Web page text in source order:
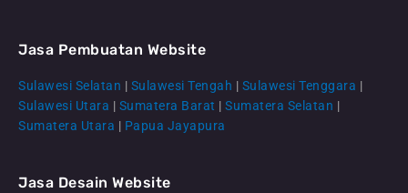
Jasa Pembuatan Website
Sulawesi Selatan | Sulawesi Tengah | Sulawesi Tenggara |
Sulawesi Utara | Sumatera Barat | Sumatera Selatan |
Sumatera Utara | Papua Jayapura
Jasa Desain Website